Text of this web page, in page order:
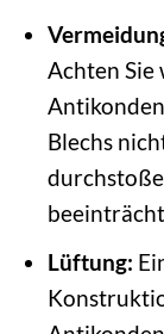
Achten Sie
Blechs
Lüftung: